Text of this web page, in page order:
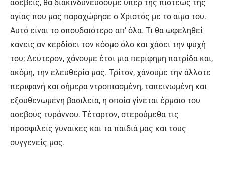
ασεβείς, θα διακινδυνεύσουμε υπέρ της πίστεως της
αγίας που μας παραχώρησε ο Χριστός με το αίμα του.
Αυτό είναι το σπουδαιότερο απ’ όλα. Τι θα ωφεληθεί
κανείς αν κερδίσει τον κόσμο όλο και χάσει την ψυχή
του; Δεύτερον, χάνουμε έτσι μια περίφημη πατρίδα και,
ακόμη, την ελευθερία μας. Τρίτον, χάνουμε την άλλοτε
περιφανή και σήμερα ντροπιασμένη, ταπεινωμένη και
εξουθενωμένη βασιλεία, η οποία γίνεται έρμαιο του
ασεβούς τυράννου. Τέταρτον, στερούμεθα τις
προσφιλείς γυναίκες και τα παιδιά μας και τους
συγγενείς μας.